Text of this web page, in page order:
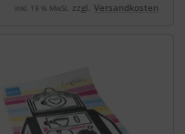
inkl. 19 % MwSt. zzgl. Versandkosten